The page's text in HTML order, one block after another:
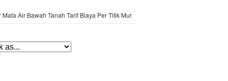
Air Bawah Tanah Tarif Biaya Per Titik Mur